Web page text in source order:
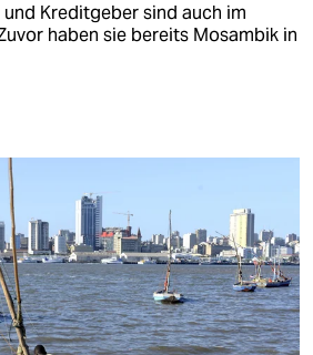
Kreditgeber sind auch im
haben sie bereits Mosambik in